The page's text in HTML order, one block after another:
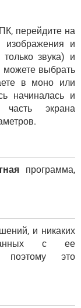
перейдите на
изображения и
звука) и
можете выбрать
в моно или
начиналась и
экрана
программа,
и никаких
с ее
поэтому это